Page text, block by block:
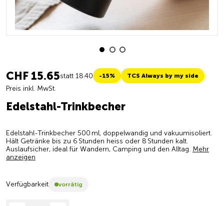
CHF 15.65statt 18.40 -15% TCS Always by my side
Preis inkl. MwSt.
Edelstahl-Trinkbecher
Edelstahl-Trinkbecher 500 ml, doppelwandig und vakuumisoliert.
Hält Getränke bis zu 6 Stunden heiss oder 8 Stunden kalt.
Auslaufsicher, ideal für Wandern, Camping und den Alltag. Mehr
anzeigen
Verfügbarkeit vorrätig